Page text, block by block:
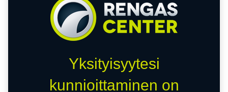
Yksityisyytesi
kunnioittaminen on